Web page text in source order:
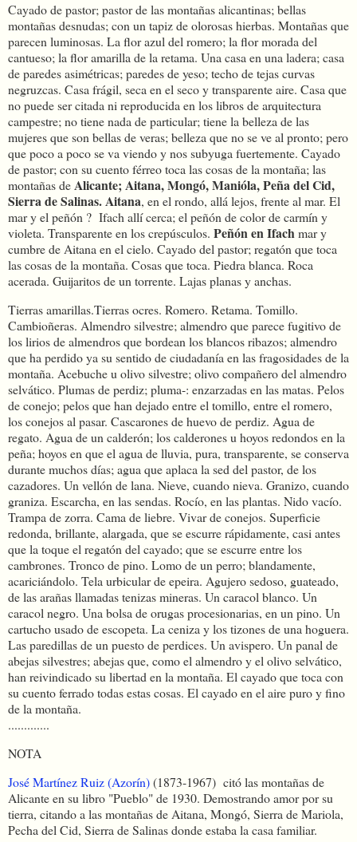
Cayado de pastor; pastor de las montañas alicantinas; bellas
montañas desnudas; con un tapiz de olorosas hierbas. Montañas que
parecen luminosas. La flor azul del romero; la flor morada del
cantueso; la flor amarilla de la retama. Una casa en una ladera; casa
de paredes asimétricas; paredes de yeso; techo de tejas curvas
negruzcas. Casa frágil, seca en el seco y transparente aire. Casa que
no puede ser citada ni reproducida en los libros de arquitectura
campestre; no tiene nada de particular; tiene la belleza de las
mujeres que son bellas de veras; belleza que no se ve al pronto; pero
que poco a poco se va viendo y nos subyuga fuertemente. Cayado
de pastor; con su cuento férreo toca las cosas de la montaña; las
montañas deAlicante; Aitana, Mongó, Manióla, Peña del Cid,
Sierra de Salinas. Aitana, en el rondo, allá lejos, frente al mar. El
mar y el peñón ? Ifach allí cerca; el peñón de color de carmín y
violeta. Transparente en los crepúsculos. Peñón en Ifachmar y
cumbre de Aitana en el cielo. Cayado del pastor; regatón que toca
las cosas de la montaña. Cosas que toca. Piedra blanca. Roca
acerada. Guijaritos de un torrente. Lajas planas y anchas.
Tierras amarillas.Tierras ocres. Romero. Retama. Tomillo.
Cambioñeras. Almendro silvestre; almendro que parece fugitivo de
los lirios de almendros que bordean los blancos ribazos; almendro
que ha perdido ya su sentido de ciudadanía en las fragosidades de la
montaña. Acebuche u olivo silvestre; olivo compañero del almendro
selvático. Plumas de perdiz; pluma-: enzarzadas en las matas. Pelos
de conejo; pelos que han dejado entre el tomillo, entre el romero,
los conejos al pasar. Cascarones de huevo de perdiz. Agua de
regato. Agua de un calderón; los calderones u hoyos redondos en la
peña; hoyos en que el agua de lluvia, pura, transparente, se conserva
durante muchos días; agua que aplaca la sed del pastor, de los
cazadores. Un vellón de lana. Nieve, cuando nieva. Granizo, cuando
graniza. Escarcha, en las sendas. Rocío, en las plantas. Nido vacío.
Trampa de zorra. Cama de liebre. Vivar de conejos. Superficie
redonda, brillante, alargada, que se escurre rápidamente, casi antes
que la toque el regatón del cayado; que se escurre entre los
cambrones. Tronco de pino. Lomo de un perro; blandamente,
acariciándolo. Tela urbicular de epeira. Agujero sedoso, guateado,
de las arañas llamadas tenizas mineras. Un caracol blanco. Un
caracol negro. Una bolsa de orugas procesionarias, en un pino. Un
cartucho usado de escopeta. La ceniza y los tizones de una hoguera.
Las paredillas de un puesto de perdices. Un avispero. Un panal de
abejas silvestres; abejas que, como el almendro y el olivo selvático,
han reivindicado su libertad en la montaña. El cayado que toca con
su cuento ferrado todas estas cosas. El cayado en el aire puro y fino
de la montaña.
.............
NOTA
José Martínez Ruiz (Azorín)(1873-1967) citó las montañas de
Alicante en su libro "Pueblo" de 1930. Demostrando amor por su
tierra, citando a las montañas de Aitana, Mongó, Sierra de Mariola,
Pecha del Cid, Sierra de Salinas donde estaba la casa familiar.